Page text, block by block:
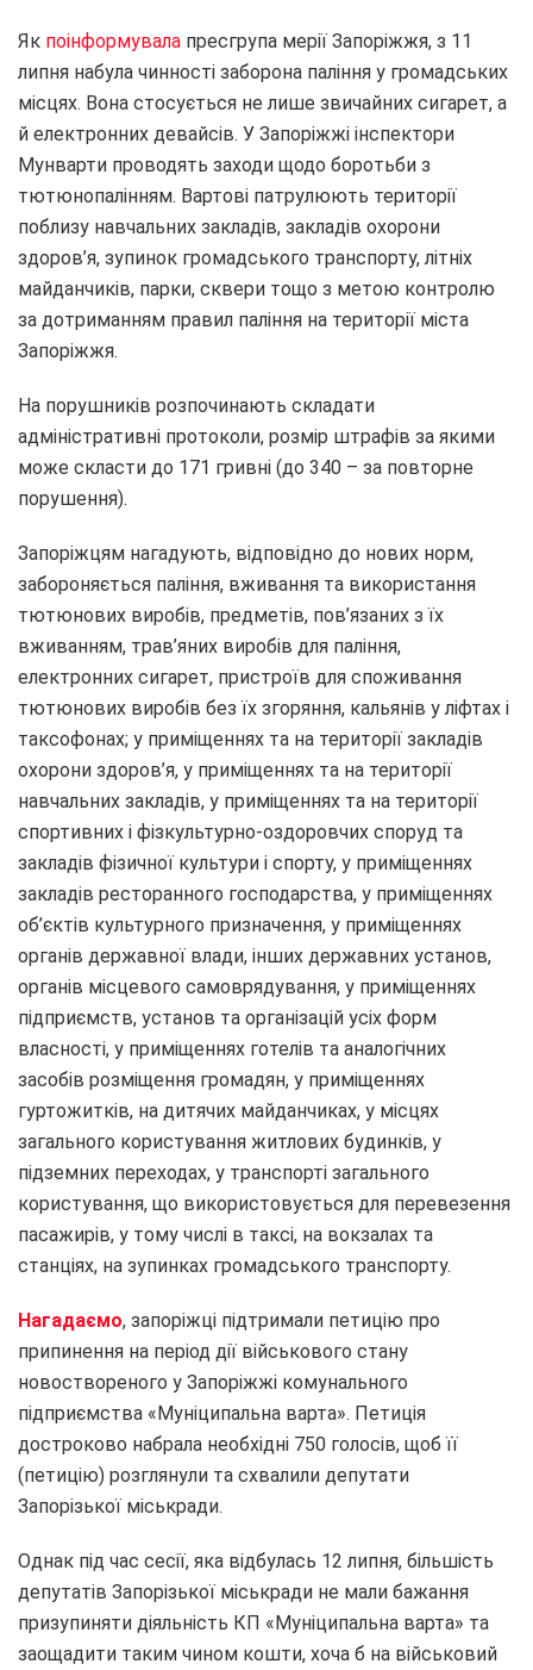
Як поінформувала пресгрупа мерії Запоріжжя, з 11
липня набула чинності заборона паління у громадських
місцях. Вона стосується не лише звичайних сигарет, а
й електронних девайсів. У Запоріжжі інспектори
Мунварти проводять заходи щодо боротьби з
тютюнопалінням. Вартові патрулюють території
поблизу навчальних закладів, закладів охорони
здоров’я, зупинок громадського транспорту, літніх
майданчиків, парки, сквери тощо з метою контролю
за дотриманням правил паління на території міста
Запоріжжя.
На порушників розпочинають складати
адміністративні протоколи, розмір штрафів за якими
може скласти до 171 гривні (до 340 – за повторне
порушення).
Запоріжцям нагадують, відповідно до нових норм,
забороняється паління, вживання та використання
тютюнових виробів, предметів, пов’язаних з їх
вживанням, трав’яних виробів для паління,
електронних сигарет, пристроїв для споживання
тютюнових виробів без їх згоряння, кальянів у ліфтах і
таксофонах; у приміщеннях та на території закладів
охорони здоров’я, у приміщеннях та на території
навчальних закладів, у приміщеннях та на території
спортивних і фізкультурно-оздоровчих споруд та
закладів фізичної культури і спорту, у приміщеннях
закладів ресторанного господарства, у приміщеннях
об’єктів культурного призначення, у приміщеннях
органів державної влади, інших державних установ,
органів місцевого самоврядування, у приміщеннях
підприємств, установ та організацій усіх форм
власності, у приміщеннях готелів та аналогічних
засобів розміщення громадян, у приміщеннях
гуртожитків, на дитячих майданчиках, у місцях
загального користування житлових будинків, у
підземних переходах, у транспорті загального
користування, що використовується для перевезення
пасажирів, у тому числі в таксі, на вокзалах та
станціях, на зупинках громадського транспорту.
Нагадаємо, запоріжці підтримали петицію про
припинення на період дії військового стану
новоствореного у Запоріжжі комунального
підприємства «Муніципальна варта». Петиція
достроково набрала необхідні 750 голосів, щоб її
(петицію) розглянули та схвалили депутати
Запорізької міськради.
Однак під час сесії, яка відбулась 12 липня, більшість
депутатів Запорізької міськради не мали бажання
призупиняти діяльність КП «Муніципальна варта» та
заощадити таким чином кошти, хоча б на військовий